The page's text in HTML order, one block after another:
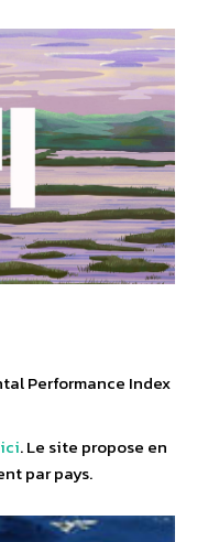
Performance Index
. Le site propose en
par pays.